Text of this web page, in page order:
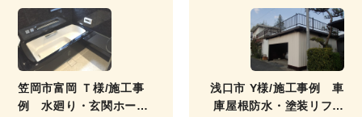
笠岡市富岡 Ｔ様/施工事
例 水廻り・玄関ホール
浅口市 Y様/施工事例 車
庫屋根防水・塗装リフォ